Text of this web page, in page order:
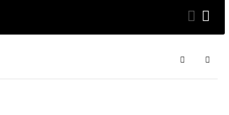
SearchSign In